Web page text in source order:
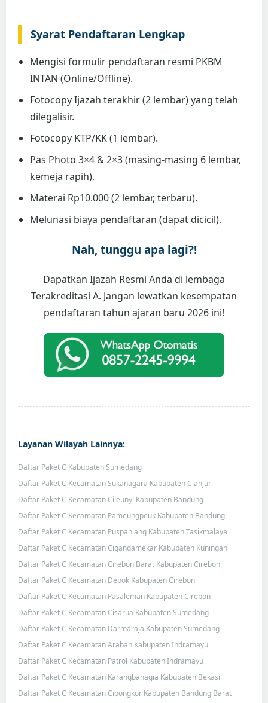
Syarat Pendaftaran Lengkap
Mengisi formulir pendaftaran resmi PKBM
INTAN (Online/Offline).
Fotocopy Ijazah terakhir (2 lembar) yang telah
dilegalisir.
Fotocopy KTP/KK (1 lembar).
Pas Photo 3×4 & 2×3 (masing-masing 6 lembar,
kemeja rapih).
Materai Rp10.000 (2 lembar, terbaru).
Melunasi biaya pendaftaran (dapat dicicil).
Nah, tunggu apa lagi?!
Dapatkan Ijazah Resmi Anda di lembaga
Terakreditasi A. Jangan lewatkan kesempatan
pendaftaran tahun ajaran baru 2026 ini!
Layanan Wilayah Lainnya:
Daftar Paket C Kabupaten Sumedang
Daftar Paket C Kecamatan Sukanagara Kabupaten Cianjur
Daftar Paket C Kecamatan Cileunyi Kabupaten Bandung
Daftar Paket C Kecamatan Pameungpeuk Kabupaten Bandung
Daftar Paket C Kecamatan Puspahiang Kabupaten Tasikmalaya
Daftar Paket C Kecamatan Cigandamekar Kabupaten Kuningan
Daftar Paket C Kecamatan Cirebon Barat Kabupaten Cirebon
Daftar Paket C Kecamatan Depok Kabupaten Cirebon
Daftar Paket C Kecamatan Pasaleman Kabupaten Cirebon
Daftar Paket C Kecamatan Cisarua Kabupaten Sumedang
Daftar Paket C Kecamatan Darmaraja Kabupaten Sumedang
Daftar Paket C Kecamatan Arahan Kabupaten Indramayu
Daftar Paket C Kecamatan Patrol Kabupaten Indramayu
Daftar Paket C Kecamatan Karangbahagia Kabupaten Bekasi
Daftar Paket C Kecamatan Cipongkor Kabupaten Bandung Barat